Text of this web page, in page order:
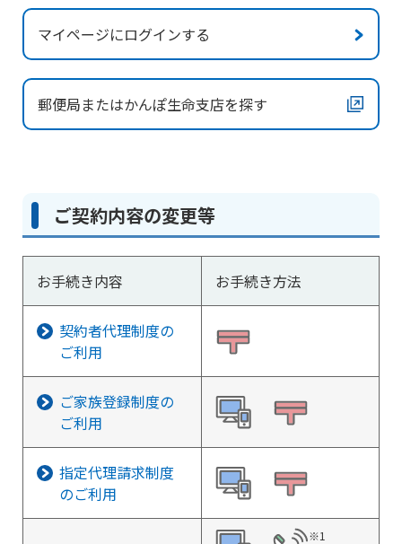
マイページにログインする
郵便局またはかんぽ生命支店を探す
ご契約内容の変更等
お手続き内容 お手続き方法
契約者代理制度の
ご利用
ご家族登録制度の
ご利用
指定代理請求制度
のご利用
※1